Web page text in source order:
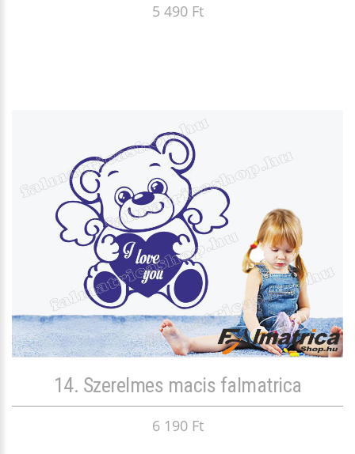
5 490 Ft
14. Szerelmes macis falmatrica
6 190 Ft